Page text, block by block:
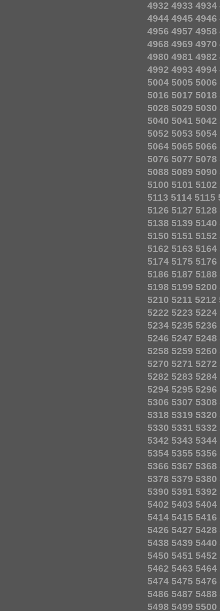
4932 4933 4934
4944 4945 4946
4956 4957 4958
4968 4969 4970
4980 4981 4982
4992 4993 4994
5004 5005 5006
5016 5017 5018
5028 5029 5030
5040 5041 5042
5052 5053 5054
5064 5065 5066
5076 5077 5078
5088 5089 5090
5100 5101 5102
5113 5114 5115
5126 5127 5128
5138 5139 5140
5150 5151 5152
5162 5163 5164
5174 5175 5176
5186 5187 5188
5198 5199 5200
5210 5211 5212
5222 5223 5224
5234 5235 5236
5246 5247 5248
5258 5259 5260
5270 5271 5272
5282 5283 5284
5294 5295 5296
5306 5307 5308
5318 5319 5320
5330 5331 5332
5342 5343 5344
5354 5355 5356
5366 5367 5368
5378 5379 5380
5390 5391 5392
5402 5403 5404
5414 5415 5416
5426 5427 5428
5438 5439 5440
5450 5451 5452
5462 5463 5464
5474 5475 5476
5486 5487 5488
5498 5499 5500